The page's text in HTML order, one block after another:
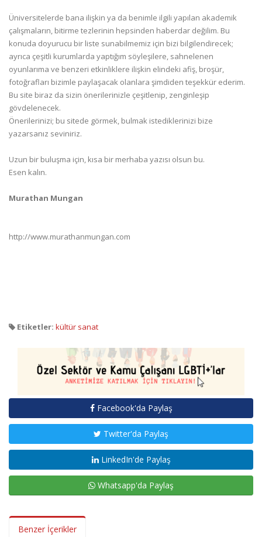
Üniversitelerde bana ilişkin ya da benimle ilgili yapılan akademik
çalışmaların, bitirme tezlerinin hepsinden haberdar değilim. Bu
konuda doyurucu bir liste sunabilmemiz için bizi bilgilendirecek;
ayrıca çeşitli kurumlarda yaptığım söyleşilere, sahnelenen
oyunlarıma ve benzeri etkinliklere ilişkin elindeki afiş, broşür,
fotoğrafları bizimle paylaşacak olanlara şimdiden teşekkür ederim.
Bu site biraz da sizin önerilerinizle çeşitlenip, zenginleşip
gövdelenecek.
Önerilerinizi; bu sitede görmek, bulmak istediklerinizi bize
yazarsanız seviniriz.
Uzun bir buluşma için, kısa bir merhaba yazısı olsun bu.
Esen kalın.
Murathan Mungan
http://www.murathanmungan.com
Etiketler: kültür sanat
Facebook'da Paylaş
Twitter'da Paylaş
LinkedIn'de Paylaş
Whatsapp'da Paylaş
Benzer İçerikler